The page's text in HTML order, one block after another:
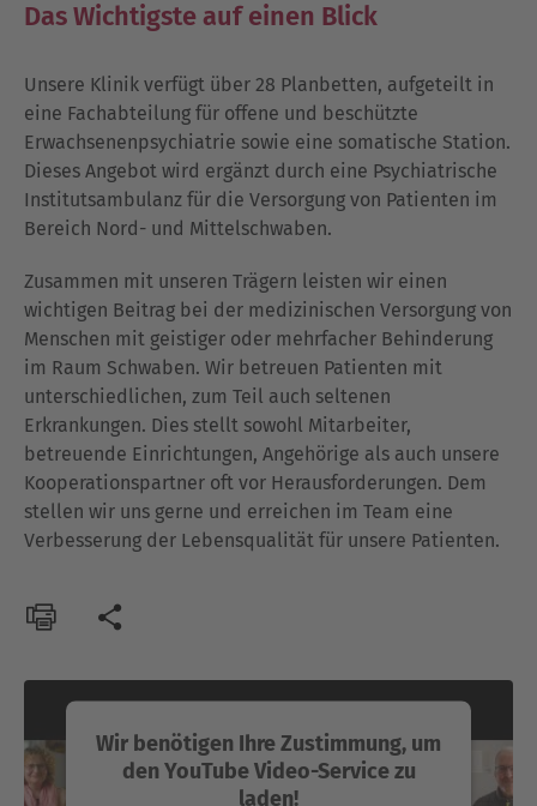
Das Wichtigste auf einen Blick
Unsere Klinik verfügt über 28 Planbetten, aufgeteilt in
eine Fachabteilung für offene und beschützte
Erwachsenenpsychiatrie sowie eine somatische Station.
Dieses Angebot wird ergänzt durch eine Psychiatrische
Institutsambulanz für die Versorgung von Patienten im
Bereich Nord- und Mittelschwaben.
Zusammen mit unseren Trägern leisten wir einen
wichtigen Beitrag bei der medizinischen Versorgung von
Menschen mit geistiger oder mehrfacher Behinderung
im Raum Schwaben. Wir betreuen Patienten mit
unterschiedlichen, zum Teil auch seltenen
Erkrankungen. Dies stellt sowohl Mitarbeiter,
betreuende Einrichtungen, Angehörige als auch unsere
Kooperationspartner oft vor Herausforderungen. Dem
stellen wir uns gerne und erreichen im Team eine
Verbesserung der Lebensqualität für unsere Patienten.
Wir benötigen Ihre Zustimmung, um
den YouTube Video-Service zu
laden!